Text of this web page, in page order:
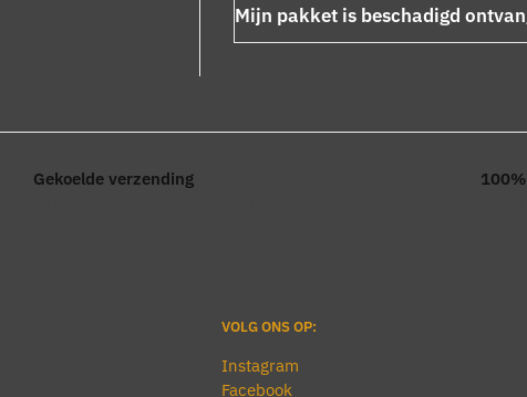
Mijn pakket is beschadigd
Gekoelde verzending
VOLG ONS OP:
Instagram
Facebook